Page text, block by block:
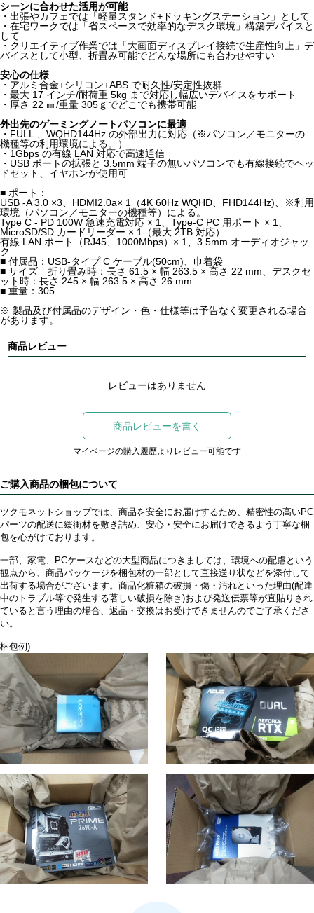
シーンに合わせた活用が可能
・出張やカフェでは「軽量スタンド+ドッキングステーション」として
・在宅ワークでは「省スペースで効率的なデスク環境」構築デバイスと
して
・クリエイティブ作業では「大画面ディスプレイ接続で生産性向上」デ
バイスとして小型、折畳み可能でどんな場所にも合わせやすい
安心の仕様
・アルミ合金+シリコン+ABS で耐久性/安定性抜群
・最大 17 インチ/耐荷重 5kg まで対応し幅広いデバイスをサポート
・厚さ 22 ㎜/重量 305ｇでどこでも携帯可能
外出先のゲーミングノートパソコンに最適
・FULL 、WQHD144Hz の外部出力に対応（※パソコン／モニターの
機種等の利用環境による。）
・1Gbps の有線 LAN 対応で高速通信
・USB ポートの拡張と 3.5mm 端子の無いパソコンでも有線接続でヘッ
ドセット、イヤホンが使用可
■ ポート：
USB -A 3.0 ×3、HDMI2.0a× 1（4K 60Hz WQHD、FHD144Hz)、※利用
環境（パソコン／モニターの機種等）による。
Type C - PD 100W 急速充電対応 × 1、Type-C PC 用ポート × 1、
MicroSD/SD カードリーダー × 1（最大 2TB 対応）
有線 LAN ポート（RJ45、1000Mbps）× 1、3.5mm オーディオジャッ
ク
■ 付属品：USB-タイプ C ケーブル(50cm)、巾着袋
■ サイズ 折り畳み時：長さ 61.5 × 幅 263.5 × 高さ 22 mm、デスクセ
ット時：長さ 245 × 幅 263.5 × 高さ 26 mm
■ 重量：305
※ 製品及び付属品のデザイン・色・仕様等は予告なく変更される場合
があります。
商品レビュー
レビューはありません
商品レビューを書く
マイページの購入履歴よりレビュー可能です
ご購入商品の梱包について
ツクモネットショップでは、商品を安全にお届けするため、精密性の高いPC
パーツの配送に緩衝材を敷き詰め、安心・安全にお届けできるよう丁寧な梱
包を心がけております。
一部、家電、PCケースなどの大型商品につきましては、環境への配慮という
観点から、商品パッケージを梱包材の一部として直接送り状などを添付して
出荷する場合がございます。商品化粧箱の破損・傷・汚れといった理由(配達
中のトラブル等で発生する著しい破損を除き)および発送伝票等が直貼りされ
ていると言う理由の場合、返品・交換はお受けできませんのでご了承くださ
い。
梱包例)